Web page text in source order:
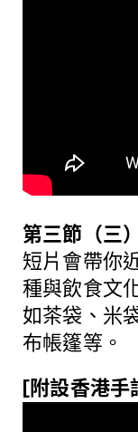
第三節（三
短片會帶你
種與飲食文
如茶袋、米
布帳篷等。
[附設香港手